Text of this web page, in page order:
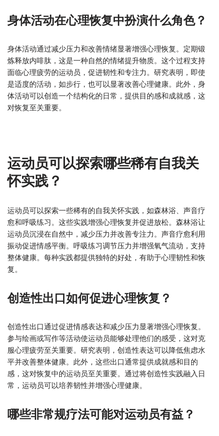
身体活动在心理恢复中扮演什么角色？
身体活动通过减少压力和改善情绪显著增强心理恢复。定期锻
炼释放内啡肽，这是一种自然的情绪提升物质。这个过程支持
面临心理疲劳的运动员，促进韧性和专注力。研究表明，即使
是适度的活动，如步行，也可以显著改善心理健康。此外，身
体活动可以创造一个结构化的日常，提供目的感和成就感，这
对恢复至关重要。
运动员可以探索哪些稀有自我关
怀实践？
运动员可以探索一些稀有的自我关怀实践，如森林浴、声音疗
愈和呼吸练习。这些实践增强心理恢复并促进放松。森林浴让
运动员沉浸在自然中，减少压力并改善专注力。声音疗愈利用
振动促进情感平衡。呼吸练习调节压力并增强氧气流动，支持
整体健康。每种实践都提供独特的好处，有助于心理韧性和恢
复。
创造性出口如何促进心理恢复？
创造性出口通过促进情感表达和减少压力显著增强心理恢复。
参与绘画或写作等活动使运动员能够处理他们的感受，这对克
服心理疲劳至关重要。研究表明，创造性表达可以降低焦虑水
平并改善整体健康。此外，这些出口通常提供成就感和目的
感，这对恢复中的运动员至关重要。通过将创造性实践融入日
常，运动员可以培养韧性并增强心理健康。
哪些非常规疗法可能对运动员有益？